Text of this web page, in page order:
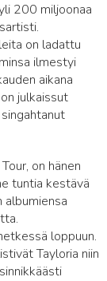
200 miljoonaa
on ladattu
ilmestyi
aikana
julkaissut
on hänen
tuntia kestävä
loppuun.
Tayloria niin